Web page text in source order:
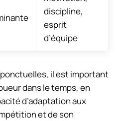
discipline,
esprit
d’équipe
il est important
dans le temps, en
d’adaptation aux
et de son